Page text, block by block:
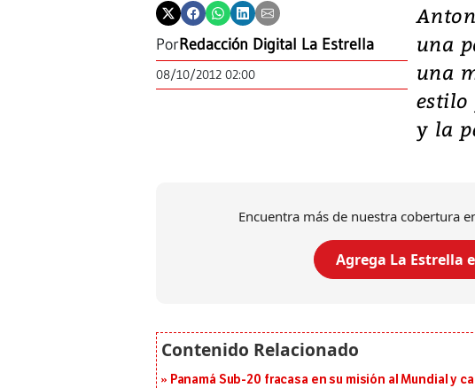
PorRedacción Digital La Estrella
08/10/2012 02:00
una
una
estilo
y la
Encuentra más de nuestra cobertura
Agrega La Estrella
Panamá Sub-20 fracasa en su misión al Mundial y